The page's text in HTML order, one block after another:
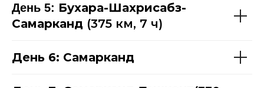
День 5: Бухара-Шахрисабз-
Самарканд (375 км, 7 ч)
День 6: Самарканд